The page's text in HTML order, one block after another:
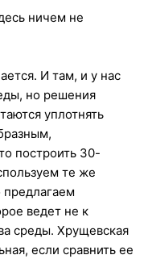
ничем не
И там, и у нас
но решения
уплотнять
построить 30-
те же
ведет не к
среды. Хрущевская
если сравнить ее